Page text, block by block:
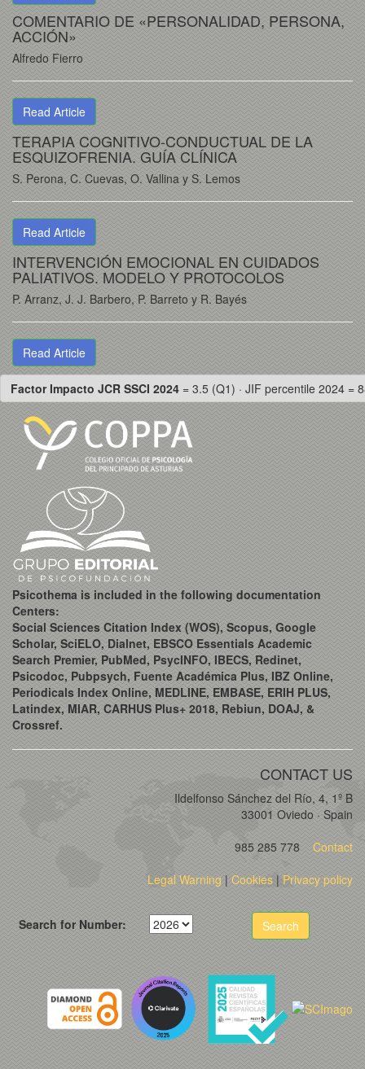
COMENTARIO DE «PERSONALIDAD, PERSONA,
ACCIÓN»
Alfredo Fierro
Read Article
TERAPIA COGNITIVO-CONDUCTUAL DE LA
ESQUIZOFRENIA. GUÍA CLÍNICA
S. Perona, C. Cuevas, O. Vallina y S. Lemos
Read Article
INTERVENCIÓN EMOCIONAL EN CUIDADOS
PALIATIVOS. MODELO Y PROTOCOLOS
P. Arranz, J. J. Barbero, P. Barreto y R. Bayés
Read Article
Factor Impacto JCR SSCI 2024 = 3.5 (Q1) · JIF percentile 2024 =
Psicothema is included in the following documentation
Centers:
Social Sciences Citation Index (WOS), Scopus, Google
Scholar, SciELO, Dialnet, EBSCO Essentials Academic
Search Premier, PubMed, PsycINFO, IBECS, Redinet,
Psicodoc, Pubpsych, Fuente Académica Plus, IBZ Online,
Periodicals Index Online, MEDLINE, EMBASE, ERIH PLUS,
Latindex, MIAR, CARHUS Plus+ 2018, Rebiun, DOAJ, &
Crossref.
CONTACT US
Ildelfonso Sánchez del Río, 4, 1º B
33001 Oviedo · Spain
985 285 778
Contact
Legal Warning | Cookies |Privacy policy
Search for Number: Search